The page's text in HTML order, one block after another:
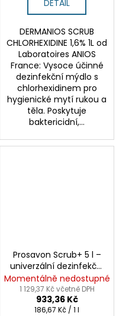
DETAIL
DERMANIOS SCRUB
CHLORHEXIDINE 1,6% 1L od
Laboratoires ANIOS
France: Vysoce účinné
dezinfekční mýdlo s
chlorhexidinem pro
hygienické mytí rukou a
těla. Poskytuje
baktericidní,...
Prosavon Scrub+ 5 l –
univerzální dezinfekční
gel na ruce, tělo, vlasy
Momentálně nedostupné
1 129,37 Kč včetně DPH
933,36 Kč
Měrná
186,67 Kč / 1 l